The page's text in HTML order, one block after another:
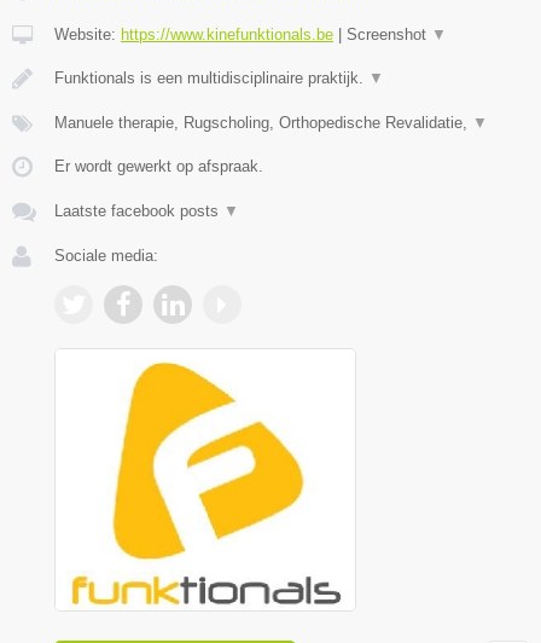
Website: https://www.kinefunktionals.be Screenshot ▼
Funktionals is een multidisciplinaire praktijk. ▼
Manuele therapie, Rugscholing, Orthopedische Revalidatie, ▼
Er wordt gewerkt op afspraak.
Laatste facebook posts ▼
Sociale media: